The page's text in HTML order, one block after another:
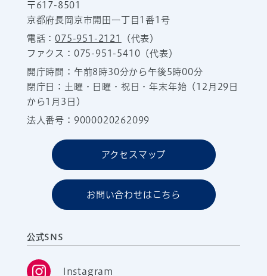
〒617-8501
京都府長岡京市開田一丁目1番1号
電話：075-951-2121
（代表）
ファクス：075-951-5410（代表）
開庁時間：午前8時30分から午後5時00分
閉庁日：土曜・日曜・祝日・年末年始（12月29日
から1月3日）
法人番号：9000020262099
アクセスマップ
お問い合わせはこちら
公式SNS
Instagram